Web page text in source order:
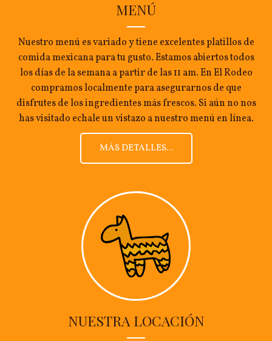
MENÚ
Nuestro menú es variado y tiene excelentes platillos de
comida mexicana para tu gusto. Estamos abiertos todos
los días de la semana a partir de las 11 am. En El Rodeo
compramos localmente para asegurarnos de que
disfrutes de los ingredientes más frescos. Si aún no nos
has visitado echale un vistazo a nuestro menú en línea.
MÁS DETALLES...
NUESTRA LOCACIÓN